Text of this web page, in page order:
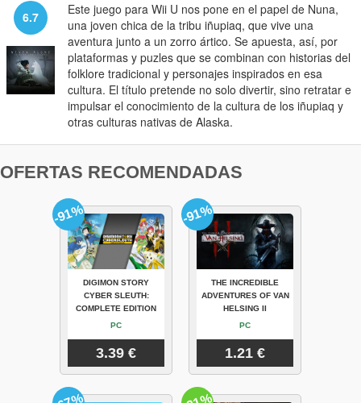
6.7
Este juego para Wii U nos pone en el papel de Nuna,
una joven chica de la tribu iñupiaq, que vive una
aventura junto a un zorro ártico. Se apuesta, así, por
plataformas y puzles que se combinan con historias del
folklore tradicional y personajes inspirados en esa
cultura. El título pretende no solo divertir, sino retratar e
impulsar el conocimiento de la cultura de los iñupiaq y
otras culturas nativas de Alaska.
OFERTAS RECOMENDADAS
DIGIMON STORY
CYBER SLEUTH:
COMPLETE EDITION
PC
3.39 €
-91%
THE INCREDIBLE
ADVENTURES OF VAN
HELSING II
PC
1.21 €
-91%